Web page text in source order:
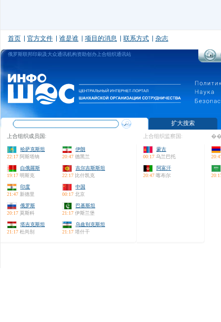
首页 官方文件 谁是谁 项目的消息 联系方式 杂志
俄罗斯联邦印刷及大众通讯机构资助创办上合组织通讯站
扩大搜索
上合组织成员国:
哈萨克斯坦
22:17 阿斯塔纳
伊朗
20:47 德黑兰
白俄羅斯
19:17 明斯克
吉尔吉斯斯坦
22:17 比什凯克
印度
21:47 新德里
中国
00:17 北京
俄罗斯
20:17 莫斯科
巴基斯坦
21:17 伊斯兰堡
塔吉克斯坦
21:17 杜尚别
乌兹别克斯坦
21:17 塔什干
上合组织监察国:
蒙古
00:17 乌兰巴托
阿富汗
20:47 喀布尔